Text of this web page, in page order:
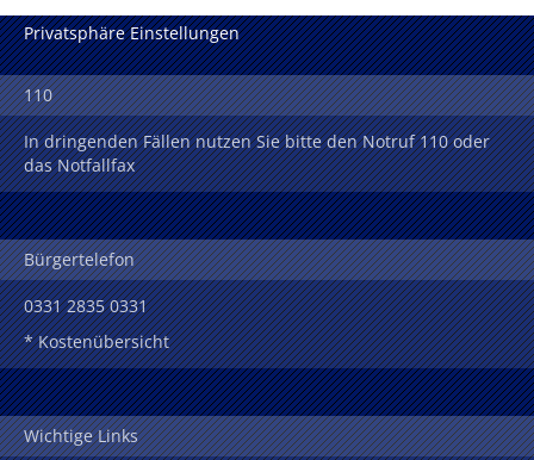
Privatsphäre Einstellungen
110
In dringenden Fällen nutzen Sie bitte den Notruf 110 oder
das Notfallfax
Bürgertelefon
0331 2835 0331
* Kostenübersicht
Wichtige Links